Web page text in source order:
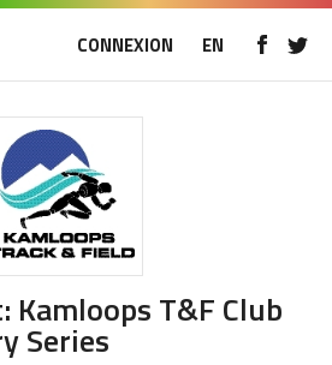
CONNEXION EN
Kamloops T&F Club
Series